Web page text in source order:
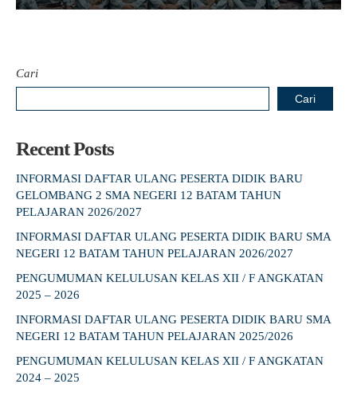
Cari
Cari
Recent Posts
INFORMASI DAFTAR ULANG PESERTA DIDIK BARU
GELOMBANG 2 SMA NEGERI 12 BATAM TAHUN
PELAJARAN 2026/2027
INFORMASI DAFTAR ULANG PESERTA DIDIK BARU SMA
NEGERI 12 BATAM TAHUN PELAJARAN 2026/2027
PENGUMUMAN KELULUSAN KELAS XII / F ANGKATAN
2025 – 2026
INFORMASI DAFTAR ULANG PESERTA DIDIK BARU SMA
NEGERI 12 BATAM TAHUN PELAJARAN 2025/2026
PENGUMUMAN KELULUSAN KELAS XII / F ANGKATAN
2024 – 2025